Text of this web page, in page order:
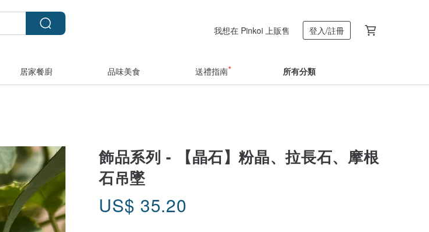
我想在 Pinkoi 上販售 登入/註冊
居家餐廚 品味美食 送禮指南 所有分類
飾品系列 - 【晶石】粉晶、拉長石、摩根
石吊墜
US$ 35.20